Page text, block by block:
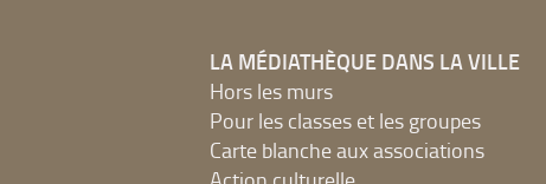
LA MÉDIATHÈQUE DANS LA VILLE
Hors les murs
Pour les classes et les groupes
Carte blanche aux associations